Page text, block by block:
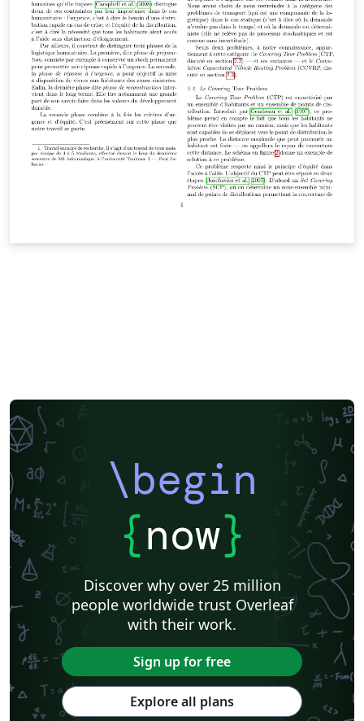
\begin
{now}
Discover why over 25 million
people worldwide trust Overleaf
with their work.
Sign up for free
Explore all plans